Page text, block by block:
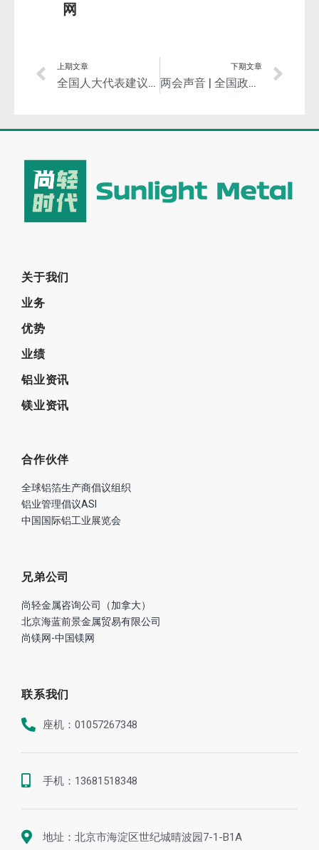
网
上期文章
全国人大代表建议：支持滨州发展高端铝先进制造业集群！
下期文章
两会声音 | 全国政协委员石磊：对中小企业应进一步加大减税降费力度
关于我们
业务
优势
业绩
铝业资讯
镁业资讯
合作伙伴
全球铝箔生产商倡议组织
铝业管理倡议ASI
中国国际铝工业展览会
兄弟公司
尚轻金属咨询公司（加拿大）
北京海蓝前景金属贸易有限公司
尚镁网-中国镁网
联系我们
座机：01057267348
手机：13681518348
地址：北京市海淀区世纪城晴波园7-1-B1A